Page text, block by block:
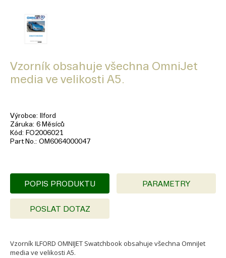
Vzorník obsahuje všechna OmniJet
media ve velikosti A5.
Výrobce
Ilford
Záruka 6 Měsíců
Kód
FO2006021
Part No. OM6064000047
POPIS PRODUKTU PARAMETRY
POSLAT DOTAZ
Vzorník ILFORD OMNIJET Swatchbook obsahuje všechna OmniJet
media ve velikosti A5.